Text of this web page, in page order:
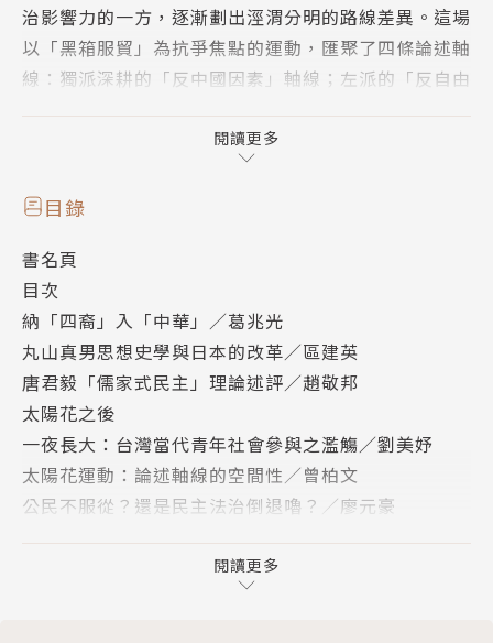
治影響力的一方，逐漸劃出涇渭分明的路線差異。這場
以「黑箱服貿」為抗爭焦點的運動，匯聚了四條論述軸
線：獨派深耕的「反中國因素」軸線；左派的「反自由
「世代正義」的追求。民主憲政體制讓各種不同意見、
利益相歧的人，都有公平競爭的機會，但絕不是「包
贏」或「包不輸」。只要合理的競爭機會存在，就不能
本期的訪談對象陳子明先生，主張唯有建立符合普世價
值的憲政民主制度，以革政挽革命，才能實現相對平穩
的民主轉型，推動中國憲政民主的思想與社會建設不遺
餘力。
【致讀者】
華人世界2014年最引爭議也最耐思考的事件，當推今
年3月間台北爆發的太陽花運動，以及9月底香港出現
社會帶來了強烈的衝擊，也對兩岸三地的既有互動模式
閱讀更多
目錄
書名頁
目次
納「四裔」入「中華」／葛兆光
丸山真男思想史學與日本的改革／區建英
唐君毅「儒家式民主」理論述評／趙敬邦
太陽花之後
一夜長大：台灣當代青年社會參與之濫觴／劉美妤
太陽花運動：論述軸線的空間性／曾柏文
公民不服從？還是民主法治倒退嚕？／廖元豪
一個自由的篇章：行動的網路和行動的語法／陳嘉銘
閱讀更多